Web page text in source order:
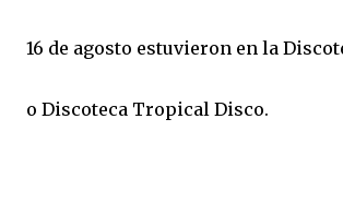
16 de agosto estuvieron en la
o Discoteca Tropical Disco.